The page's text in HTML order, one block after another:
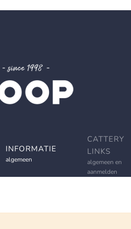
INFORMATIE
algemeen
CATTERY
LINKS
algemeen en
aanmelden